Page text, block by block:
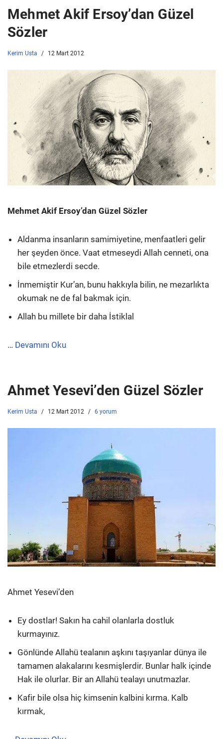
Mehmet Akif Ersoy’dan Güzel
Sözler
Kerim Usta 12 Mart 2012
Mehmet Akif Ersoy’dan Güzel Sözler
Aldanma insanların samimiyetine, menfaatleri gelir
her şeyden önce. Vaat etmeseydi Allah cenneti, ona
bile etmezlerdi secde.
İnmemiştir Kur’an, bunu hakkıyla bilin, ne mezarlıkta
okumak ne de fal bakmak için.
Allah bu millete bir daha İstiklal
… Devamını Oku
Ahmet Yesevi’den Güzel Sözler
Kerim Usta 12 Mart 2012 6 yorum
Ahmet Yesevi’den
Ey dostlar! Sakın ha cahil olanlarla dostluk
kurmayınız.
Gönlünde Allahü tealanın aşkını taşıyanlar dünya ile
tamamen alakalarını kesmişlerdir. Bunlar halk içinde
Hak ile olurlar. Bir an Allahü tealayı unutmazlar.
Kafir bile olsa hiç kimsenin kalbini kırma. Kalb
kırmak,